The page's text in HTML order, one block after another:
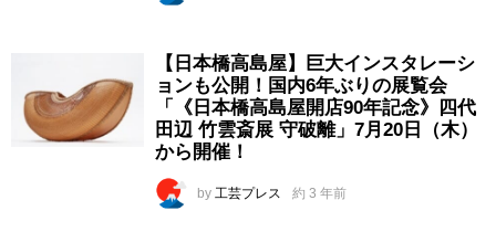
【日本橋高島屋】巨大インスタレーシ
ョンも公開！国内6年ぶりの展覧会
「《日本橋高島屋開店90年記念》四代
田辺 竹雲斎展 守破離」7月20日（木）
から開催！
by 工芸プレス 約 3 年前